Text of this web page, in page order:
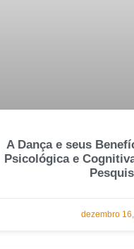
A Dança e seus
Psicológica e
dezembro